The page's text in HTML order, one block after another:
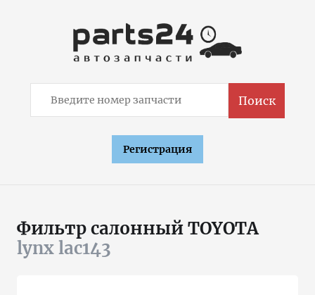
Поиск
Регистрация
Фильтр салонный TOYOTA
lynx lac143